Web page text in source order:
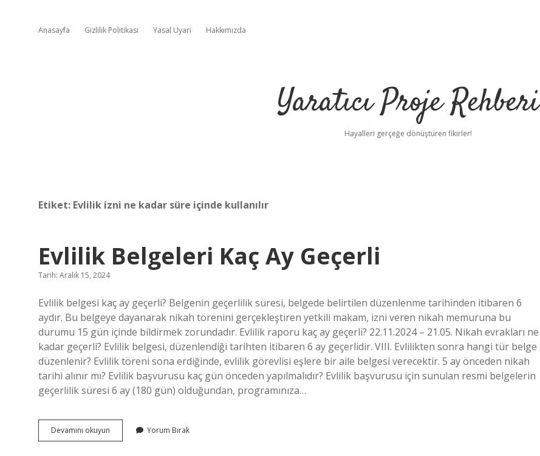
Anasayfa Gizlilik Politikası Yasal Uyarı Hakkımızda
Yaratıcı Proje Rehberi
Hayalleri gerçeğe dönüştüren fikirler!
Etiket: Evlilik izni ne kadar süre içinde kullanılır
Evlilik Belgeleri Kaç Ay Geçerli
Tarih: Aralık 15, 2024
Evlilik belgesi kaç ay geçerli? Belgenin geçerlilik süresi, belgede belirtilen düzenlenme tarihinden itibaren 6
aydır. Bu belgeye dayanarak nikah törenini gerçekleştiren yetkili makam, izni veren nikah memuruna bu
durumu 15 gün içinde bildirmek zorundadır. Evlilik raporu kaç ay geçerli? 22.11.2024 – 21.05. Nikah evrakları ne
kadar geçerli? Evlilik belgesi, düzenlendiği tarihten itibaren 6 ay geçerlidir. VIII. Evlilikten sonra hangi tür belge
düzenlenir? Evlilik töreni sona erdiğinde, evlilik görevlisi eşlere bir aile belgesi verecektir. 5 ay önceden nikah
tarihi alınır mı? Evlilik başvurusu kaç gün önceden yapılmalıdır? Evlilik başvurusu için sunulan resmi belgelerin
geçerlilik süresi 6 ay (180 gün) olduğundan, programınıza…
Devamını okuyun
Belgeleri
Yorum Bırak